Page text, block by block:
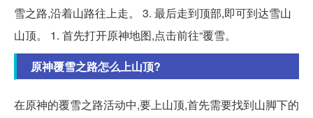
雪之路,沿着山路往上走。 3. 最后走到顶部,即可到达雪山
山顶。 1. 首先打开原神地图,点击前往“覆雪。
原神覆雪之路怎么上山顶?
在原神的覆雪之路活动中,要上山顶,首先需要找到山脚下的